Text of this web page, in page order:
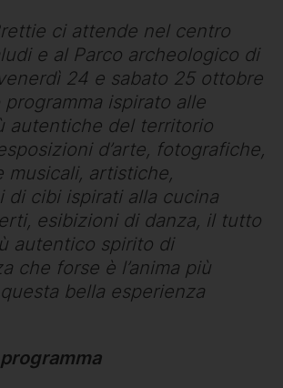
ci attende nel centro
e al Parco archeologico di
24 e sabato 25 ottobre
ispirato alle
autentiche del territorio
d’arte, fotografiche,
musicali, artistiche,
di cibi ispirati alla cucina
esibizioni di danza, il tutto
autentico spirito di
che forse è l’anima più
bella esperienza